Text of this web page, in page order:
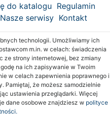
do katalogu Regulamin
Nasze serwisy Kontakt
technologii. Umożliwiamy ich
m.in. w celach: świadczenia
ze strony internetowej, bez zmiany
na ich zapisywanie w Twoim
w celach zapewnienia poprawnego i
Pamiętaj, że możesz samodzielnie
ustawienia przeglądarki. Więcej
dane osobowe znajdziesz w polityce